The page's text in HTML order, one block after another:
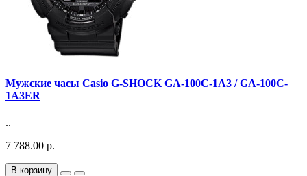
Мужские часы Casio G-SHOCK GA-100C-1A3 / GA-100C-
1A3ER
..
7 788.00 р.
В корзину